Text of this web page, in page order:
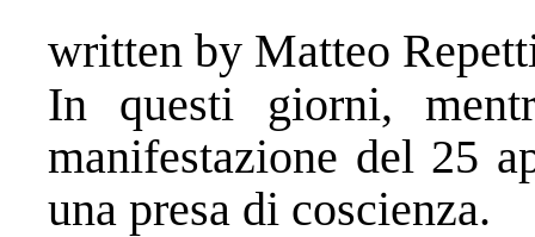
written by Matteo
In questi giorni,
manifestazione del 25
una presa di coscienza.